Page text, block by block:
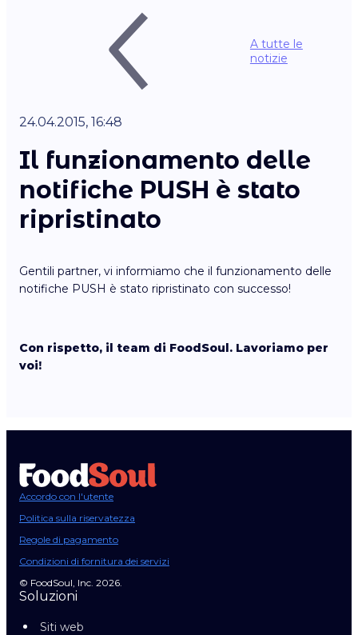
A tutte le
notizie
24.04.2015, 16:48
Il funzionamento delle
notifiche PUSH è stato
ripristinato
Gentili partner, vi informiamo che il funzionamento delle
notifiche PUSH è stato ripristinato con successo!
Con rispetto, il team di FoodSoul. Lavoriamo per
voi!
Accordo con l'utente
Politica sulla riservatezza
Regole di pagamento
Condizioni di fornitura dei servizi
© FoodSoul, Inc. 2026.
Soluzioni
Siti web